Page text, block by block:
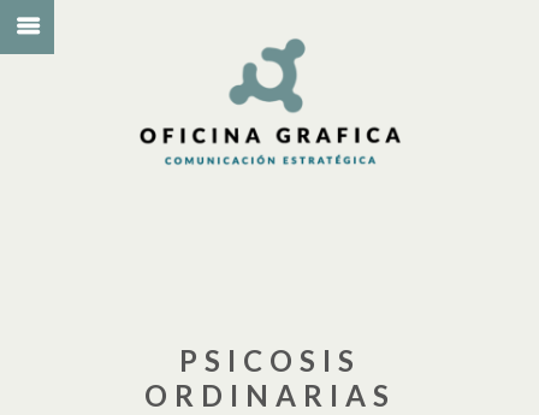
PSICOSIS
ORDINARIAS